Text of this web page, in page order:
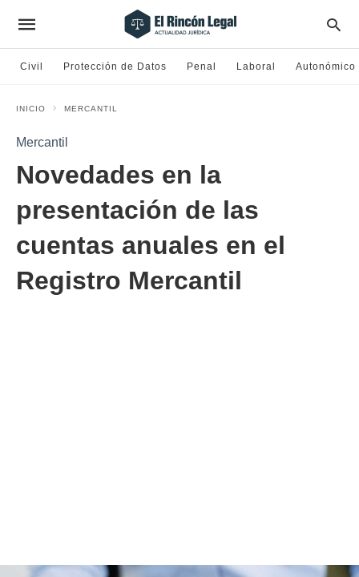
Civil Protección de Datos Penal Laboral Autonómico
INICIO MERCANTIL
Mercantil
Novedades en la
presentación de las
cuentas anuales en el
Registro Mercantil